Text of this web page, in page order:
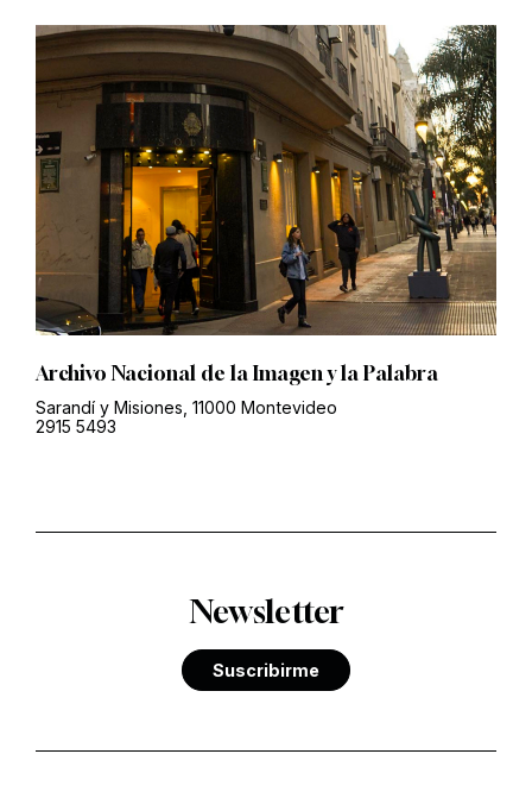
Archivo Nacional de la Imagen y la Palabra
Sarandí y Misiones, 11000 Montevideo
2915 5493
Newsletter
Suscribirme